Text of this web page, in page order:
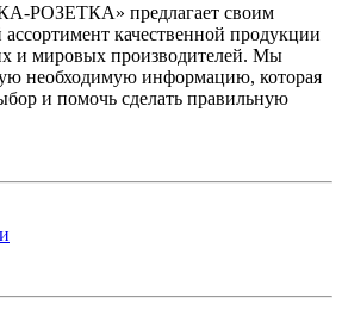
РОЗЕТКА» предлагает своим
качественной продукции
и мировых производителей. Мы
необходимую информацию, которая
и помочь сделать правильную